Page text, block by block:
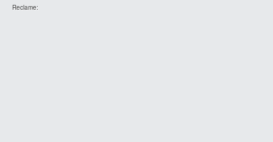
Reclame: